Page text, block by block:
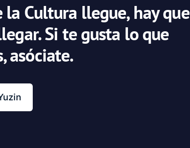
la Cultura llegue, hay que
Si te gusta lo que
asóciate.